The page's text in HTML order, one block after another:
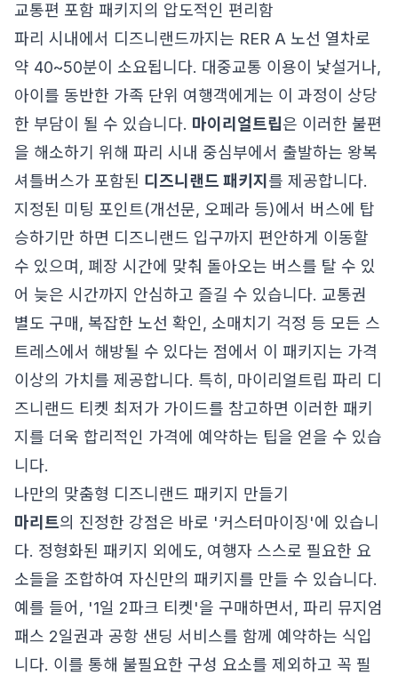
교통편 포함 패키지의 압도적인 편리함
파리 시내에서 디즈니랜드까지는 RER A 노선 열차로
약 40~50분이 소요됩니다. 대중교통 이용이 낯설거나,
아이를 동반한 가족 단위 여행객에게는 이 과정이 상당
한 부담이 될 수 있습니다. 마이리얼트립은 이러한 불편
을 해소하기 위해 파리 시내 중심부에서 출발하는 왕복
셔틀버스가 포함된 디즈니랜드 패키지 를 제공합니다.
지정된 미팅 포인트(개선문, 오페라 등)에서 버스에 탑
승하기만 하면 디즈니랜드 입구까지 편안하게 이동할
수 있으며, 폐장 시간에 맞춰 돌아오는 버스를 탈 수 있
어 늦은 시간까지 안심하고 즐길 수 있습니다. 교통권
별도 구매, 복잡한 노선 확인, 소매치기 걱정 등 모든 스
트레스에서 해방될 수 있다는 점에서 이 패키지는 가격
이상의 가치를 제공합니다. 특히, 마이리얼트립 파리 디
즈니랜드 티켓 최저가 가이드를 참고하면 이러한 패키
지를 더욱 합리적인 가격에 예약하는 팁을 얻을 수 있습
니다.
나만의 맞춤형 디즈니랜드 패키지 만들기
마리트의 진정한 강점은 바로 '커스터마이징'에 있습니
다. 정형화된 패키지 외에도, 여행자 스스로 필요한 요
소들을 조합하여 자신만의 패키지를 만들 수 있습니다.
예를 들어, '1일 2파크 티켓'을 구매하면서, 파리 뮤지엄
패스 2일권과 공항 샌딩 서비스를 함께 예약하는 식입
니다. 이를 통해 불필요한 구성 요소를 제외하고 꼭 필